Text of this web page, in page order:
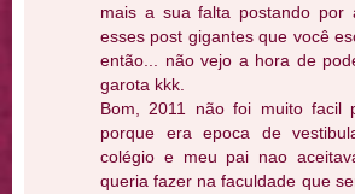
mais a sua falta postando por
esses post gigantes que você
então... não vejo a hora de
garota kkk.
Bom, 2011 não foi muito facil
porque era epoca de
colégio e meu pai nao
queria fazer na faculdade que